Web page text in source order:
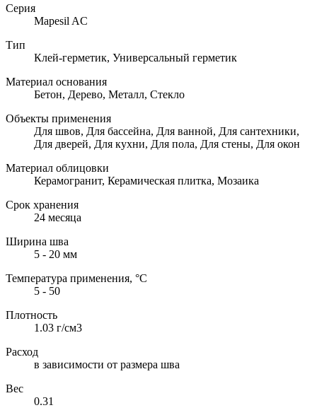
Серия
Mapesil AC
Тип
Клей-герметик, Универсальный герметик
Материал основания
Бетон, Дерево, Металл, Стекло
Объекты применения
Для швов, Для бассейна, Для ванной, Для сантехники,
Для дверей, Для кухни, Для пола, Для стены, Для окон
Материал облицовки
Керамогранит, Керамическая плитка, Мозаика
Срок хранения
24 месяца
Ширина шва
5 - 20 мм
Температура применения, °С
5 - 50
Плотность
1.03 г/см3
Расход
в зависимости от размера шва
Вес
0.31